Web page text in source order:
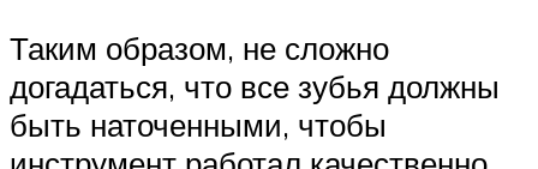
Таким образом, не сложно
догадаться, что все зубья должны
быть наточенными, чтобы